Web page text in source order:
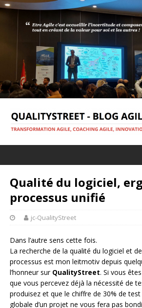
Qualité du logiciel,
processus unifié
jc-QualityStreet
Dans l’autre sens cette fois.
La recherche de la qualité du logiciel et
processus est mon leitmotiv depuis
l’honneur sur QualityStreet. Si vous
que vous percevez déjà la nécessité de
produisez et que le chiffre de 30% de
globale d’un projet ne vous fera pas